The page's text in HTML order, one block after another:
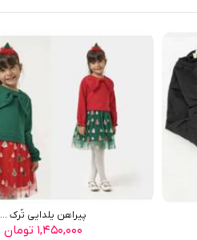
پيراهن يلدايي تُرک ...
۱,۴۵۰,۰۰۰ تومان